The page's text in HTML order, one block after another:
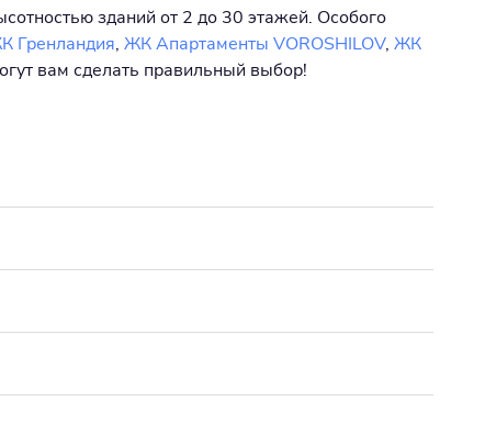
зданий от 2 до 30 этажей. Особого
Гренландия, ЖК Апартаменты VOROSHILOV, ЖК
вам сделать правильный выбор!